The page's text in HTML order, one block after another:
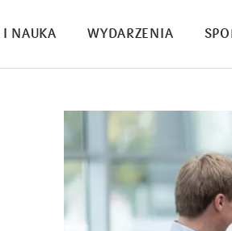
I NAUKA WYDARZENIA